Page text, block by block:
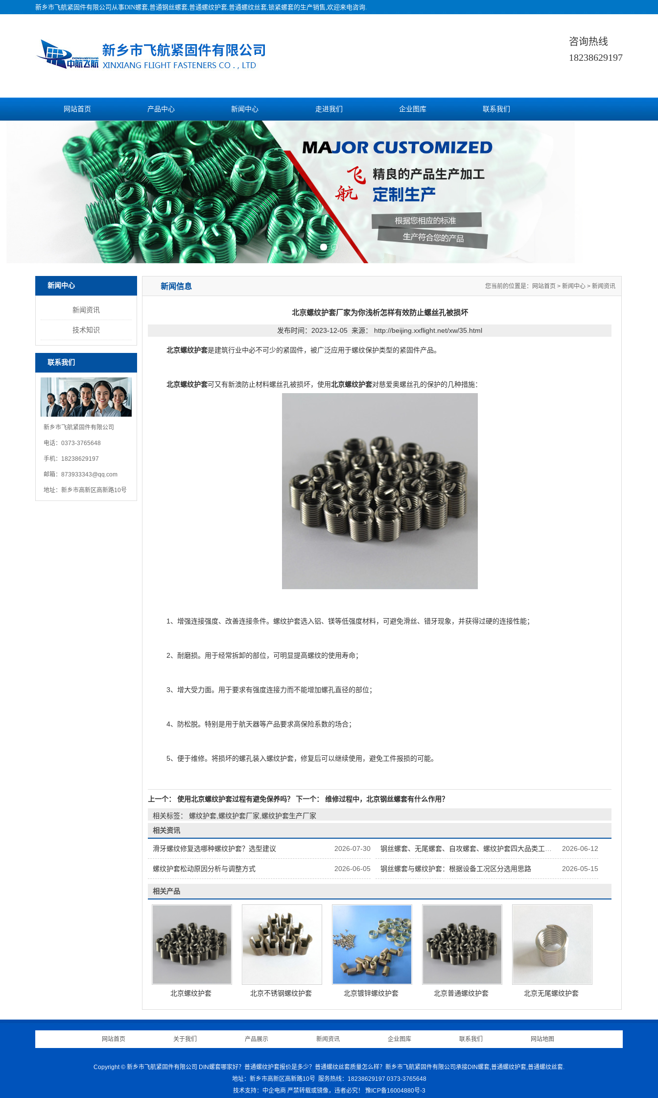
新乡市飞航紧固件有限公司从事DIN螺套,普通钢丝螺套,普通螺纹护套,普通螺纹丝套,锁紧螺套的生产销售,欢迎来电咨询.
咨询热线
18238629197
网站首页 产品中心 新闻中心 走进我们 企业图库 联系我们
新闻中心
新闻资讯
技术知识
联系我们
新乡市飞航紧固件有限公司
电话：0373-3765648
手机：18238629197
邮箱： 873933343@qq.com
地址：新乡市高新区高新路10号
新闻信息 您当前的位置是： 网站首页 > 新闻中心 > 新闻资讯
北京螺纹护套厂家为你浅析怎样有效防止螺丝孔被损坏
发布时间：2023-12-05 来源： http://beijing.xxflight.net/xw/35.html
北京螺纹护套是建筑行业中必不可少的紧固件，被广泛应用于螺纹保护类型的紧固件产品。
北京螺纹护套可又有新澳防止材料螺丝孔被损坏，使用北京螺纹护套对慈爱奥螺丝孔的保护的几种措施：
1、增强连接强度、改善连接条件。螺纹护套选入铝、镁等低强度材料，可避免滑丝、错牙现象，并获得过硬的连接性能；
2、耐磨损。用于经常拆卸的部位，可明显提高螺纹的使用寿命；
3、增大受力面。用于要求有强度连接力而不能增加螺孔直径的部位；
4、防松脱。特别是用于航天器等产品要求高保险系数的场合；
5、便于维修。将损坏的螺孔装入螺纹护套，修复后可以继续使用，避免工件报损的可能。
上一个： 使用北京螺纹护套过程有避免保养吗？ 下一个： 维修过程中，北京钢丝螺套有什么作用？
相关标签： 螺纹护套,螺纹护套厂家,螺纹护套生产厂家
相关资讯
2026-07-30
滑牙螺纹修复选哪种螺纹护套？选型建议 2026-06-12
钢丝螺套、无尾螺套、自攻螺套、螺纹护套四大品类工况选型对比
2026-06-05
螺纹护套松动原因分析与调整方式 2026-05-15
钢丝螺套与螺纹护套：根据设备工况区分选用思路
相关产品
北京螺纹护套 北京不锈钢螺纹护套 北京镀锌螺纹护套 北京普通螺纹护套 北京无尾螺纹护套
网站首页 关于我们 产品展示 新闻资讯 企业图库 联系我们 网站地图
Copyright © 新乡市飞航紧固件有限公司 DIN螺套哪家好？普通螺纹护套报价是多少？普通螺纹丝套质量怎么样？新乡市飞航紧固件有限公司承接DIN螺套,普通螺纹护套,普通螺纹丝套.
地址：新乡市高新区高新路10号 服务热线：18238629197 0373-3765648
技术支持：中企电商严禁转载或镜像，违者必究！ 豫ICP备16004880号-3